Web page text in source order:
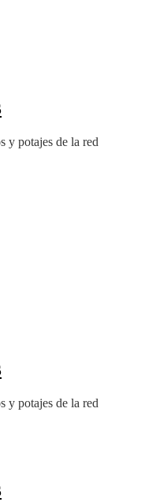
y potajes de la red
y potajes de la red